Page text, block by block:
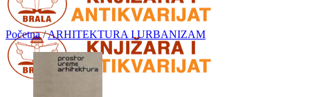
Početna /ARHITEKTURA I URBANIZAM